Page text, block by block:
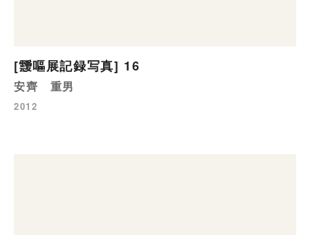
[靉嘔展記録写真] 16
安齊 重男
2012